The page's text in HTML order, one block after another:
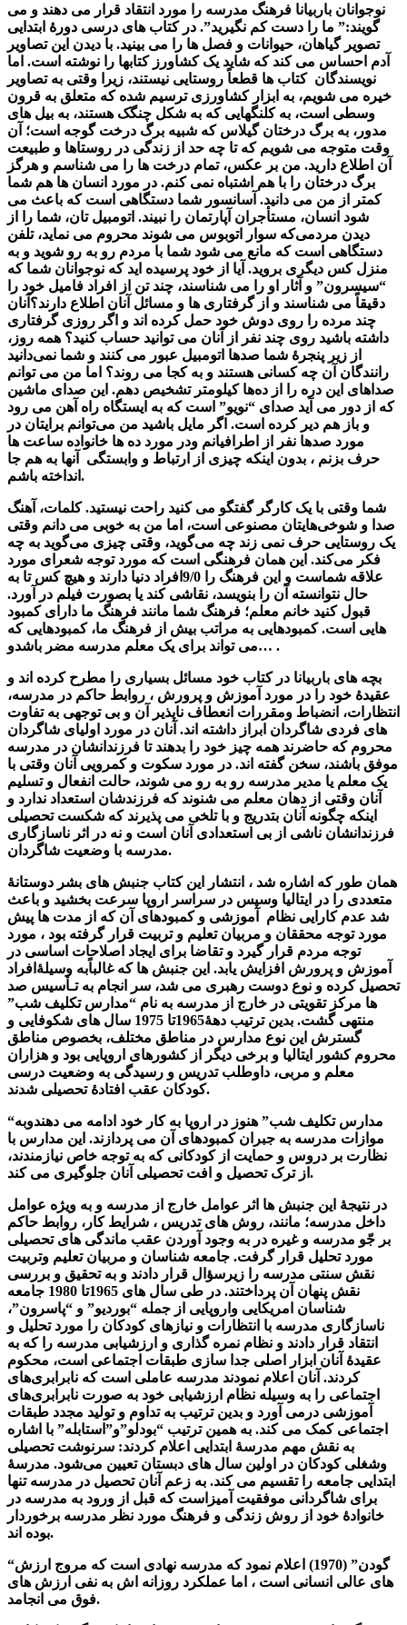
نوجوانان باربیانا فرهنگ مدرسه را مورد انتقاد قرار می دهند و می
گویند:” ما را دست کم نگیرید”. در کتاب های درسی دورۀ ابتدایی
تصویر گیاهان، حیوانات و فصل ها را می بینید. با دیدن این تصاویر
آدم احساس می کند که شاید یک کشاورز کتابها را نوشته است. اما
نویسندگان کتاب ها قطعاً روستایی نیستند، زیرا وقتی به تصاویر
خیره می شویم، به ابزار کشاورزی ترسیم شده که متعلق به قرون
وسطی است، به کلنگهایی که به شکل چنگک هستند، به بیل های
مدور، به برگ درختان گیلاس که شبیه برگ درخت گوجه است؛ آن
وقت متوجه می شویم که تا چه حد از زندگی در روستاها و طبیعت
آن اطلاع دارید. من بر عکس، تمام درخت ها را می شناسم و هرگز
برگ درختان را با هم اشتباه نمی کنم. در مورد انسان ها هم شما
کمتر از من می دانید. آسانسور شما دستگاهی است که باعث می
شود انسان، مستأجران آپارتمان را نبیند. اتومبیل تان، شما را از
دیدن مردمی‌که سوار اتوبوس می شوند محروم می نماید، تلفن
دستگاهی است که مانع می شود شما با مردم رو به رو شوید و به
منزل کس دیگری بروید. آیا از خود پرسیده اید که نوجوانان شما که
“سیسرون” و آثار او را می شناسند، چند تن از افراد فامیل خود را
دقیقاً می شناسند و از گرفتاری ها و مسائل آنان اطلاع دارند؟آنان
چند مرده را روی دوش خود حمل کرده اند و اگر روزی گرفتاری
داشته باشید روی چند نفر از آنان می توانید حساب کنید؟ همه روز،
از زیر پنجرۀ شما صدها اتومبیل عبور می کنند و شما نمی‌دانید
رانندگان آن چه کسانی هستند و به کجا می روند؟ اما من می توانم
صداهای این دره را از ده‌ها کیلومتر تشخیص دهم. این صدای ماشین
که از دور می آید صدای “نویو” است که به ایستگاه راه آهن می رود
و باز هم دیر کرده است. اگر مایل باشید من می‌توانم برایتان در
مورد صدها نفر از اطرافیانم ودر مورد ده ها خانواده ساعت ها
حرف بزنم ، بدون اینکه چیزی از ارتباط و وابستگی آنها به هم جا
انداخته باشم.
شما وقتی با یک کارگر گفتگو می کنید راحت نیستید. کلمات، آهنگ
صدا و شوخی‌هایتان مصنوعی است، اما من به خوبی می دانم وقتی
یک روستایی حرف نمی زند چه می‌گوید، وقتی چیزی می‌گوید به چه
فکر می‌کند. این همان فرهنگی است که مورد توجه شعرای مورد
علاقه شماست و این فرهنگ را 9/0افراد دنیا دارند و هیچ کس تا به
حال نتوانسته آن را بنویسد، نقاشی کند یا بصورت فیلم در آورد.
قبول کنید خانم معلم؛ فرهنگ شما مانند فرهنگ ما دارای کمبود
هایی است. کمبودهایی به مراتب بیش از فرهنگ ما، کمبودهایی که
می تواند برای یک معلم مدرسه مضر باشدو… .
بچه های باربیانا در کتاب خود مسائل بسیاری را مطرح کرده اند و
عقیدۀ خود را در مورد آموزش و پرورش ، روابط حاکم در مدرسه،
انتظارات، انضباط ومقررات انعطاف ناپذیر آن و بی توجهی به تفاوت
های فردی شاگردان ابراز داشته اند. آنان در مورد اولیای شاگردان
محروم که حاضرند همه چیز خود را بدهند تا فرزندانشان در مدرسه
موفق باشند، سخن گفته اند. در مورد سکوت و کمرویی آنان وقتی با
یک معلم یا مدیر مدرسه رو به رو می شوند، حالت انفعال و تسلیم
آنان وقتی از دهان معلم می شنوند که فرزندشان استعداد ندارد و
اینکه چگونه آنان بتدریج و با تلخی می پذیرند که شکست تحصیلی
فرزندانشان ناشی از بی استعدادی آنان است و نه در اثر ناسازگاری
مدرسه با وضعیت شاگردان.
همان طور که اشاره شد ، انتشار این کتاب جنبش های بشر دوستانۀ
متعددی را در ایتالیا وسپس در سراسر اروپا سرعت بخشید و باعث
شد عدم کارایی نظام آموزشی و کمبودهای آن که از مدت ها پیش
مورد توجه محققان و مربیان تعلیم و تربیت قرار گرفته بود ، مورد
توجه مردم قرار گیرد و تقاضا برای ایجاد اصلاحات اساسی در
آموزش و پرورش افزایش یابد. این جنبش ها که غالباًبه وسیلۀافراد
تحصیل کرده و نوع دوست رهبری می شد، سر انجام به تـأسیس صد
ها مرکز تقویتی در خارج از مدرسه به نام “مدارس تکلیف شب”
منتهی گشت. بدین ترتیب دهۀ1965تا 1975 سال های شکوفایی و
گسترش این نوع مدارس در مناطق مختلف، بخصوص مناطق
محروم کشور ایتالیا و برخی دیگر از کشورهای اروپایی بود و هزاران
معلم و مربی، داوطلب تدریس و رسیدگی به وضعیت درسی
کودکان عقب افتادۀ تحصیلی شدند.
“مدارس تکلیف شب” هنوز در اروپا به کار خود ادامه می دهندوبه
موازات مدرسه به جبران کمبودهای آن می پردازند. این مدارس با
نظارت بر دروس و حمایت از کودکانی که به توجه خاص نیازمندند،
از ترک تحصیل و افت تحصیلی آنان جلوگیری می کند.
در نتیجۀ این جنبش ها اثر عوامل خارج از مدرسه و به ویژه عوامل
داخل مدرسه؛ مانند، روش های تدریس ، شرایط کار، روابط حاکم
بر جّو مدرسه و غیره در به وجود آوردن عقب ماندگی های تحصیلی
مورد تحلیل قرار گرفت. جامعه شناسان و مربیان تعلیم وتربیت
نقش سنتی مدرسه را زیرسؤال قرار دادند و به تحقیق و بررسی
نقش پنهان آن پرداختند. در طی سال های 1965تا 1980 جامعه
شناسان امریکایی واروپایی از جمله “بوردیو” و “پاسرون”،
ناسازگاری مدرسه با انتظارات و نیازهای کودکان را مورد تحلیل و
انتقاد قرار دادند و نظام نمره گذاری و ارزشیابی مدرسه را که به
عقیدۀ آنان ابزار اصلی جدا سازی طبقات اجتماعی است، محکوم
کردند. آنان اعلام نمودند مدرسه عاملی است که نابرابری‌های
اجتماعی را به وسیله نظام ارزشیابی خود به صورت نابرابری‌های
آموزشی درمی آورد و بدین ترتیب به تداوم و تولید مجدد طبقات
اجتماعی کمک می کند. به همین ترتیب “بودلو”و”استابله” با اشاره
به نقش مهم مدرسۀ ابتدایی اعلام کردند: سرنوشت تحصیلی
وشغلی کودکان در اولین سال های دبستان تعیین می‌شود. مدرسۀ
ابتدایی جامعه را تقسیم می کند. به زعم آنان تحصیل در مدرسه تنها
برای شاگردانی موفقیت آمیزاست که قبل از ورود به مدرسه در
خانوادۀ خود از روش زندگی و فرهنگ مورد نظر مدرسه برخوردار
بوده اند.
“گودن” (1970) اعلام نمود که مدرسه نهادی است که مروج ارزش
های عالی انسانی است ، اما عملکرد روزانه اش به نفی ارزش های
فوق می انجامد.